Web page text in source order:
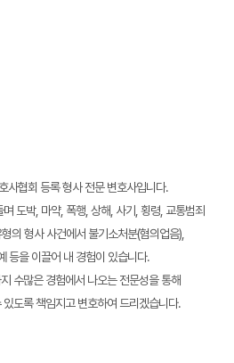
사협회 등록 형사 전문 변호사입니다.
도박, 마약, 폭행, 상해, 사기, 횡령, 교통범죄
의 형사 사건에서 불기소처분(혐의업음),
등을 이끌어 내 경험이 있습니다.
수많은 경험에서 나오는 전문성을 통해
도록 책임지고 변호하여 드리겠습니다.